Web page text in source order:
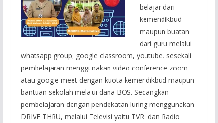
belajar dari
kemendikbud
maupun buatan
dari guru melalui
whatsapp group, google classroom, youtube, sesekali
pembelajaran menggunakan video conference zoom
atau google meet dengan kuota kemendikbud maupun
bantuan sekolah melalui dana BOS. Sedangkan
pembelajaran dengan pendekatan luring menggunakan
DRIVE THRU, melalui Televisi yaitu TVRI dan Radio